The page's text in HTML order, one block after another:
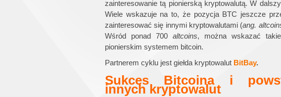
zainteresowanie tą pionierską kryptowalutą. W
Wiele wskazuje na to, że pozycja BTC jeszcze
zainteresować się innymi kryptowalutami (ang.
Wśród ponad 700 altcoins, można wskazać
pionierskim systemem bitcoin.
Partnerem cyklu jest giełda kryptowalut BitBay.
Sukces Bitcoina i
innych kryptowalut